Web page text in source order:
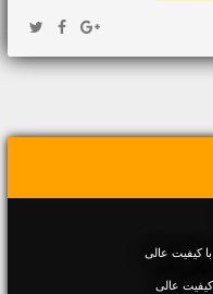
کیفیت عالی
عالی